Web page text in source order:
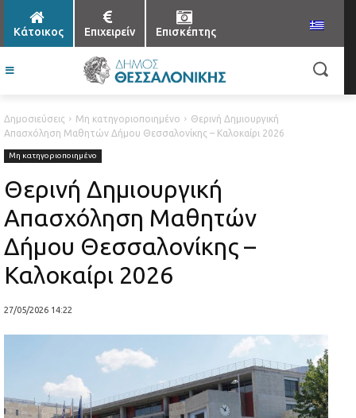
Κάτοικος Επιχειρείν Επισκέπτης
Δημοσιεύσεις Μη κατηγοριοποιημένο
Θερινή Δημιουργική
Απασχόληση Μαθητών Δήμου Θεσσαλονίκης – Καλοκαίρι 2026
Μη κατηγοριοποιημένο
Θερινή Δημιουργική
Απασχόληση Μαθητών
Δήμου Θεσσαλονίκης –
Καλοκαίρι 2026
27/05/2026 14:22